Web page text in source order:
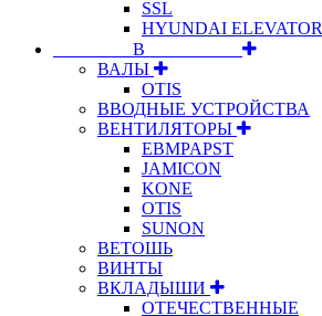
SSL
HYUNDAI ELEVATOR
⠀⠀⠀⠀⠀⠀В⠀⠀⠀⠀⠀⠀⠀
ВАЛЫ
OTIS
ВВОДНЫЕ УСТРОЙСТВА
ВЕНТИЛЯТОРЫ
EBMPAPST
JAMICON
KONE
OTIS
SUNON
ВЕТОШЬ
ВИНТЫ
ВКЛАДЫШИ
ОТЕЧЕСТВЕННЫЕ